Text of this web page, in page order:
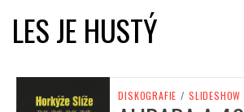
LES JE HUSTÝ
DISKOGRAFIE / SLIDESHOW